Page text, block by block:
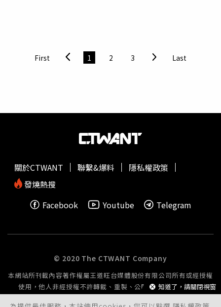
至於所得稅、營業稅、貨物稅及菸酒稅等國稅減免事項，可
向國稅局洽詢辦理，民眾可透過財政部稅務入口網或新竹縣
築、聚落建築群及暫定古蹟之所有人、使用人或管理人，如
全設備更新、防蟲防盜等需求，可隨時提出申請，不受定期
收件時間限制，每案最高補助15萬元，協助文化資產降低豪
日淹水的照片。（圖片提供／新竹縣政府）農業處指出，已
接獲各鄉鎮市公所速報，本次雨災造成新埔、竹北、關西、
稻浸水及倒伏受損、蜂箱損失，以及農田埋沒流失等，將召
關愛之家的現實處境進行了深刻的文化對照。「重點就在括
號裡」表示，《寶寶轉運站》表面上拍的是一場看似犯罪的
家，就是那個活生生、有溫度的保護艙。電影中的母親面臨
負著巨大恐懼。關愛之家不只是「轉運站」，它更像是一個
「避風港」，讓這群在孩子在面對世界之前，先學會什麼是
術界的跨國視角，還是影評人的文化轉譯，都指向同一個核
心：「每一個生命在誕生之初，都應該被平等地溫柔對
問題，關愛之家是議題網絡的最後一線防線，數十年來不間
福實踐，能轉化為更完善的政策推動力。邀請各界支持「不
分國籍兒童全日型照顧計畫」，讓孩子在充滿愛與安全的環
境中，擁有一個值得期待的未來。詳情請見台灣關愛基金會
官網：https://www.twhhf.org/，或來電 02-2738-9600分
機 18呂先生。
First 1 2 3 Last
知道了，請關閉視窗
關於CTWANT 聯繫&爆料
隱私權政策
發燒熱搜
Facebook
Youtube Telegram
© 2020 The CTWANT Company
本網站所刊載內容著作權屬王道旺台媒體股份有限公司所有或經授權
使用，他人非經授權不許轉載、重製、公開播送或公開傳輸。